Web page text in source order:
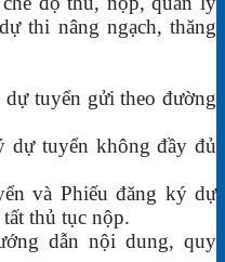
thi nâng ngạch, thăng
tuyển gửi theo đường
dự tuyển không đầy đủ
và Phiếu đăng ký dự
thủ tục nộp.
dẫn nội dung, quy